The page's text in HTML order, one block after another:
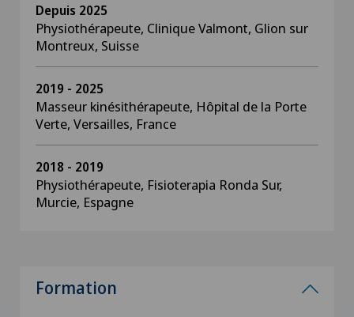
Depuis 2025
Physiothérapeute, Clinique Valmont, Glion sur
Montreux, Suisse
2019 - 2025
Masseur kinésithérapeute, Hôpital de la Porte
Verte, Versailles, France
2018 - 2019
Physiothérapeute, Fisioterapia Ronda Sur,
Murcie, Espagne
Formation